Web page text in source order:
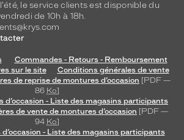
le service clients est disponible du
de 10h à 18h.
Commandes - Retours - Remboursement
sur le site
Conditions générales de vente
de reprise de montures d’occasion [PDF —
86 Ko]
d’occasion - Liste des magasins participants
de vente de montures d’occasion [PDF —
94 Ko]
- Liste des magasins participants